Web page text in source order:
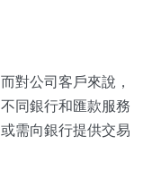
對公司客戶來說，
同銀行和匯款服務
需向銀行提供交易